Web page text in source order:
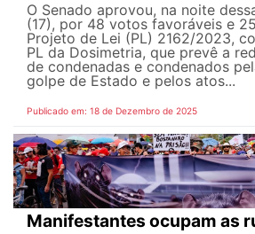
O Senado aprovou, na noite
(17), por 48 votos favoráveis e
Projeto de Lei (PL) 2162/2023,
PL da Dosimetria, que prevê a
de condenadas e condenados
golpe de Estado e pelos atos...
Publicado em: 18 de Dezembro de 2025
Manifestantes ocupam as